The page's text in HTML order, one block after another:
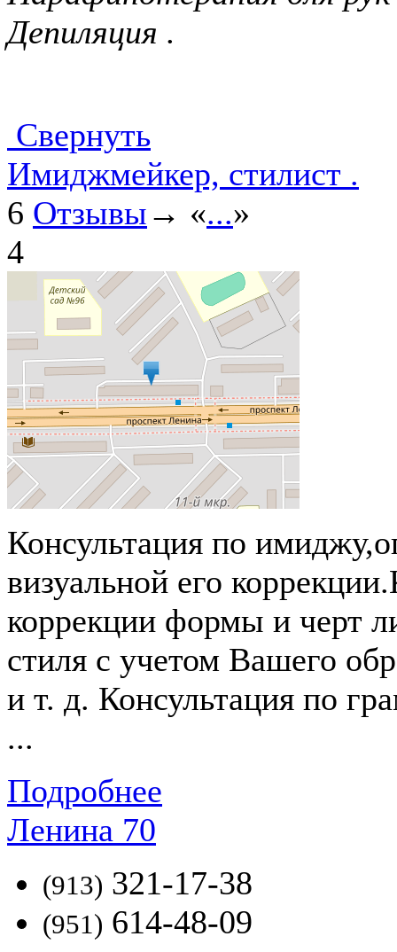
Депиляция .
Свернуть
Имиджмейкер, стилист .
6 Отзывы→ «...»
4
Консультация по
визуальной его
коррекции формы и черт
стиля с учетом Вашего
и т. д. Консультация по
...
Подробнее
Ленина 70
(913) 321-17-38
(951) 614-48-09